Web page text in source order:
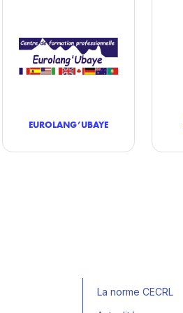
EUROLANG’UBAYE
La norme CECRL